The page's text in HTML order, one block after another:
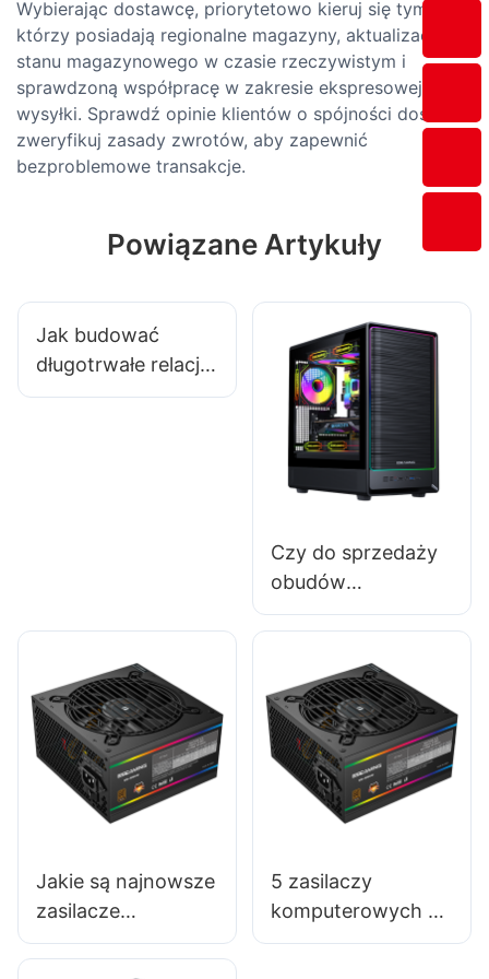
Wybierając dostawcę, priorytetowo kieruj się tymi,
którzy posiadają regionalne magazyny, aktualizacje
stanu magazynowego w czasie rzeczywistym i
sprawdzoną współpracę w zakresie ekspresowej
wysyłki. Sprawdź opinie klientów o spójności dostaw i
zweryfikuj zasady zwrotów, aby zapewnić
bezproblemowe transakcje.
Powiązane Artykuły
Jak budować
długotrwałe relacje
z dostawcami
Czy do sprzedaży
obudów
komputerowych
specjalne licencje?
Jakie są najnowsze
zasilacze
komputerowe z
5 zasilaczy
komputerowych z
wysokiej jakości